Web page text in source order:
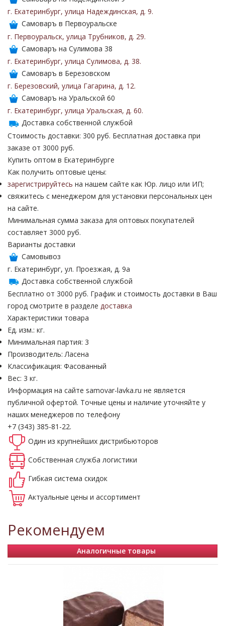
г. Екатеринбург, улица Надеждинская, д. 9.
Самоваръ в Первоуральске
г. Первоуральск, улица Трубников, д. 29.
Самоваръ на Сулимова 38
г. Екатеринбург, улица Сулимова, д. 38.
Самоваръ в Березовском
г. Березовский, улица Гагарина, д. 12.
Самоваръ на Уральской 60
г. Екатеринбург, улица Уральская, д. 60.
Доставка собственной службой
Стоимость доставки: 300 руб. Бесплатная доставка при
заказе от 3000 руб.
Купить оптом в Екатеринбурге
Как получить оптовые цены:
зарегистрируйтесь на нашем сайте как Юр. лицо или ИП;
свяжитесь с менеджером для установки персональных цен
на сайте.
Минимальная сумма заказа для оптовых покупателей
составляет 3000 руб.
Варианты доставки
Самовывоз
г. Екатеринбург, ул. Проезжая, д. 9а
Доставка собственной службой
Бесплатно от 3000 руб. График и стоимость доставки в Ваш
город смотрите в разделе доставка
Характеристики товара
Ед. изм.: кг.
Минимальная партия: 3
Производитель: Ласена
Классификация: Фасованный
Вес: 3 кг.
Информация на сайте samovar-lavka.ru не является
публичной офертой. Точные цены и наличие уточняйте у
наших менеджеров по телефону
+7 (343) 385-81-22.
Один из крупнейших дистрибьюторов
Собственная служба логистики
Гибкая система скидок
Актуальные цены и ассортимент
Рекомендуем
Аналогичные товары